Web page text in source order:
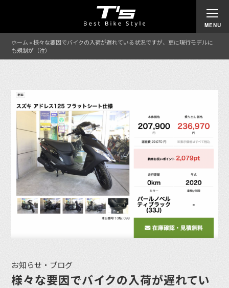
ホーム »様々な要因でバイクの入荷が遅れている状況ですが、更に現行モデルに
も規制が（泣）
お知らせ・ブログ
様々な要因でバイクの入荷が遅れてい